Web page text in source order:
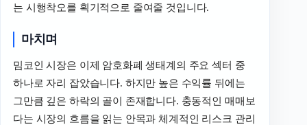
는 시행착오를 획기적으로 줄여줄 것입니다.
마치며
밈코인 시장은 이제 암호화폐 생태계의 주요 섹터 중
하나로 자리 잡았습니다. 하지만 높은 수익률 뒤에는
그만큼 깊은 하락의 골이 존재합니다. 충동적인 매매보
다는 시장의 흐름을 읽는 안목과 체계적인 리스크 관리